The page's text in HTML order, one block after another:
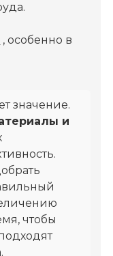
, особенно в
значение.
и
чтобы